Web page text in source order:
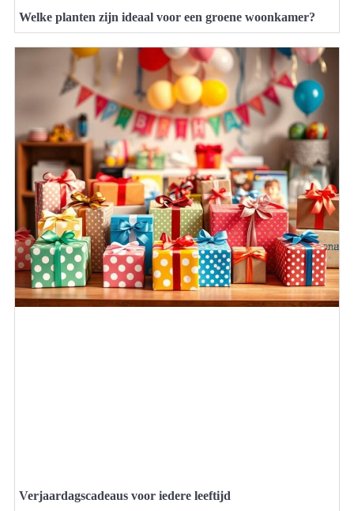
Welke planten zijn ideaal voor een groene woonkamer?
Verjaardagscadeaus voor iedere leeftijd